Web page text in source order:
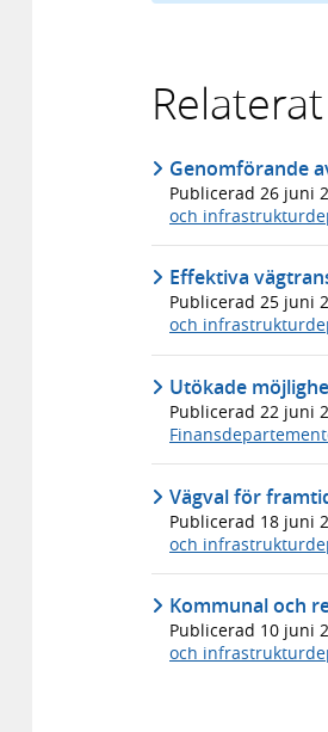
Relaterat
Genomförande
Publicerad 26 juni
och
Effektiva
Publicerad 25 juni
och
Utökade
Publicerad 22 juni
Vägval för
Publicerad 18 juni
och
Kommunal och
Publicerad 10 juni
och